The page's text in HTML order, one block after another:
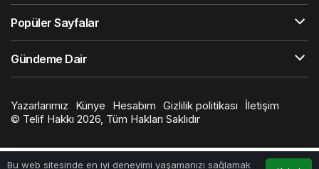
Bu web sitesinde en iyi deneyimi yaşamanızı sağlamak
Popüler Sayfalar
Gündeme Dair
Yazarlarımız Künye Hesabım Gizlilik politikası
İletişim
© Telif Hakkı 2026, Tüm Hakları Saklıdır